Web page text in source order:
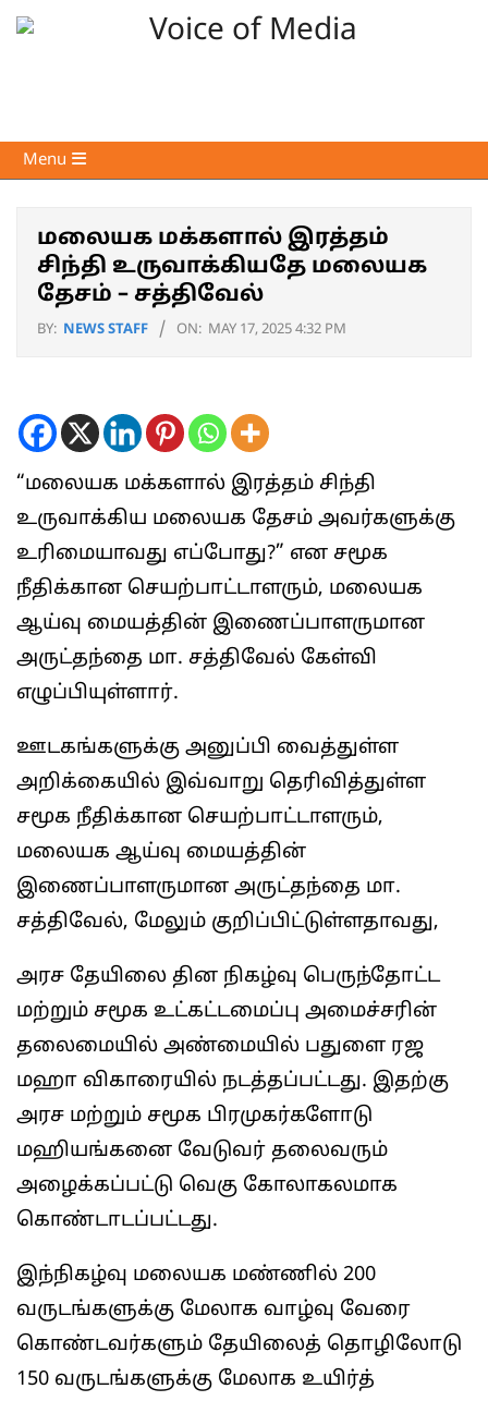
Skip
Voice
of
Primary
Navigation
Menu
மலையக மக்களால் இரத்தம்
சிந்தி உருவாக்கியதே மலையக
தேசம் – சத்திவேல்
BY: NEWS STAFF ON: MAY 17, 2025 4:32 PM
“மலையக மக்களால் இரத்தம் சிந்தி
உருவாக்கிய மலையக தேசம் அவர்களுக்கு
உரிமையாவது எப்போது?” என சமூக
நீதிக்கான செயற்பாட்டாளரும், மலையக
ஆய்வு மையத்தின் இணைப்பாளருமான
அருட்தந்தை மா. சத்திவேல் கேள்வி
எழுப்பியுள்ளார்.
ஊடகங்களுக்கு அனுப்பி வைத்துள்ள
அறிக்கையில் இவ்வாறு தெரிவித்துள்ள
சமூக நீதிக்கான செயற்பாட்டாளரும்,
மலையக ஆய்வு மையத்தின்
இணைப்பாளருமான அருட்தந்தை மா.
சத்திவேல், மேலும் குறிப்பிட்டுள்ளதாவது,
அரச தேயிலை தின நிகழ்வு பெருந்தோட்ட
மற்றும் சமூக உட்கட்டமைப்பு அமைச்சரின்
தலைமையில் அண்மையில் பதுளை ரஜ
மஹா விகாரையில் நடத்தப்பட்டது. இதற்கு
அரச மற்றும் சமூக பிரமுகர்களோடு
மஹியங்கனை வேடுவர் தலைவரும்
அழைக்கப்பட்டு வெகு கோலாகலமாக
கொண்டாடப்பட்டது.
இந்நிகழ்வு மலையக மண்ணில் 200
வருடங்களுக்கு மேலாக வாழ்வு வேரை
கொண்டவர்களும் தேயிலைத் தொழிலோடு
150 வருடங்களுக்கு மேலாக உயிர்த்